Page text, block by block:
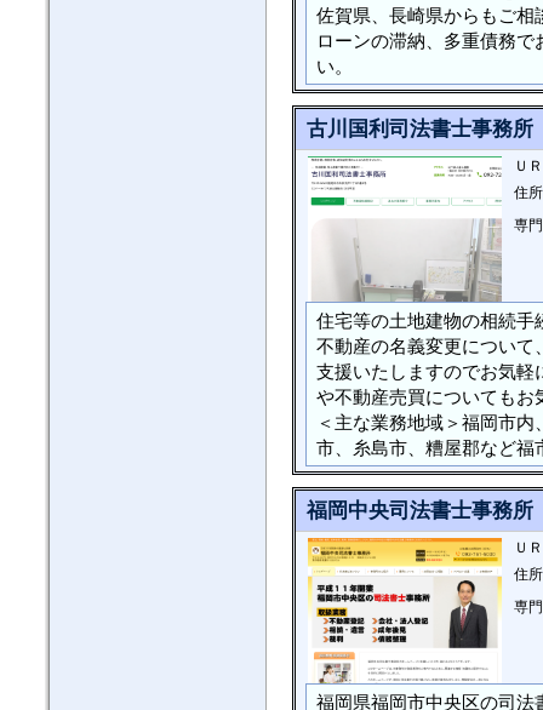
佐賀県、長崎県からもご相
ローンの滞納、多重債務
い。
古川国利司法書士事務所
Ｕ
住所
専
住宅等の土地建物の相続手
不動産の名義変更について
支援いたしますのでお気軽
や不動産売買についてもお
＜主な業務地域＞福岡市
市、糸島市、糟屋郡など福
福岡中央司法書士事務所
Ｕ
住所
専
福岡県福岡市中央区の司法